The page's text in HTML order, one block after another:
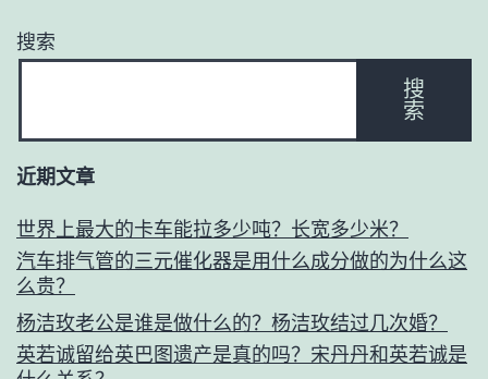
搜索
搜
索
近期文章
世界上最大的卡车能拉多少吨？长宽多少米？
汽车排气管的三元催化器是用什么成分做的为什么这
么贵？
杨洁玫老公是谁是做什么的？杨洁玫结过几次婚？
英若诚留给英巴图遗产是真的吗？宋丹丹和英若诚是